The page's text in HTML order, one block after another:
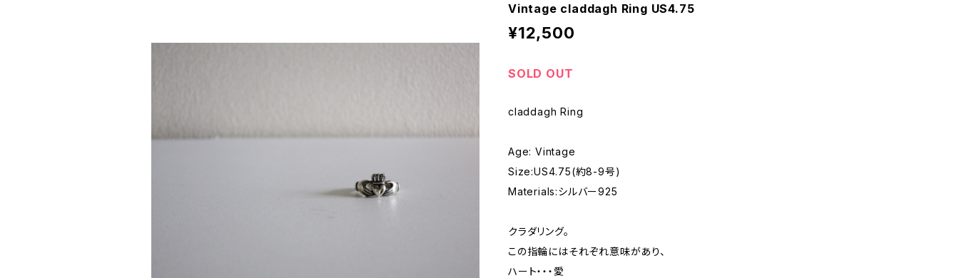
Vintage claddagh Ring US4.75
¥12,500
SOLD OUT
claddagh Ring
Age: Vintage
Size:US4.75(約8-9号)
Materials:シルバー925
クラダリング。
この指輪にはそれぞれ意味があり、
ハート・・・愛